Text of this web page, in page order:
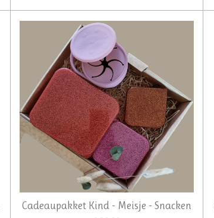
Cadeaupakket Kind - Meisje - Snacken